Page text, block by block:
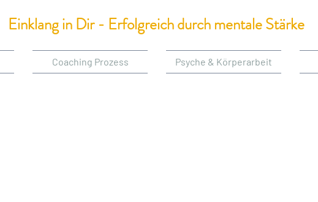
Einklang in Dir - Erfolgreich durch mentale Stärke
Coaching Prozess Psyche & Körperarbeit